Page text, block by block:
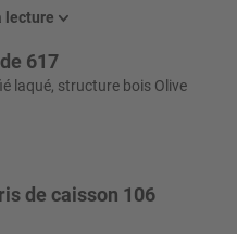
clair du cadre. Le corps en
toucher de grande qualité.
lecture
617
laqué, structure bois Olive
de caisson 106